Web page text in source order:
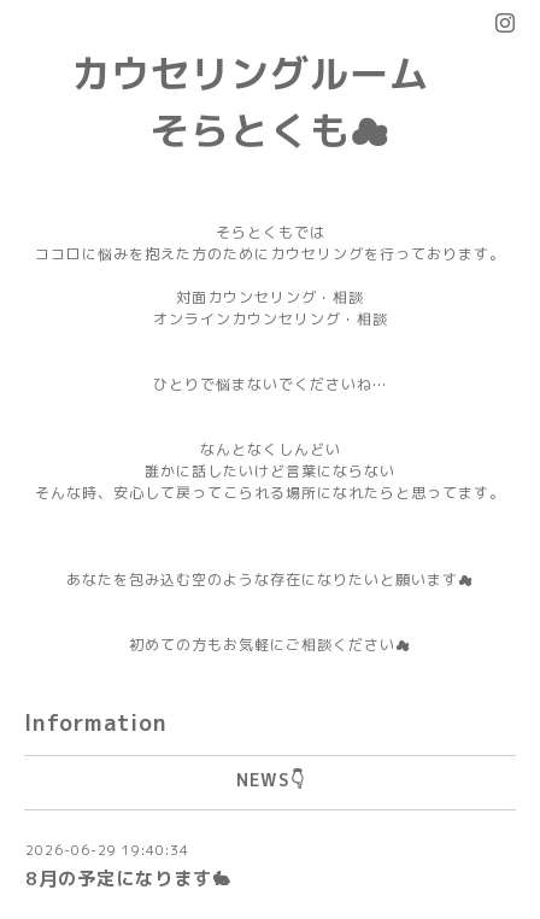
カウセリングルーム
そらとくも☁
そらとくもでは
ココロに悩みを抱えた方のためにカウセリングを行っております。
対面カウンセリング・相談
オンラインカウンセリング・相談
ひとりで悩まないでくださいね…
なんとなくしんどい
誰かに話したいけど言葉にならない
そんな時、安心して戻ってこられる場所になれたらと思ってます。
あなたを包み込む空のような存在になりたいと願います☁
初めての方もお気軽にご相談ください☁
Information
NEWS👇️
2026-06-29 19:40:34
8月の予定になります🐇